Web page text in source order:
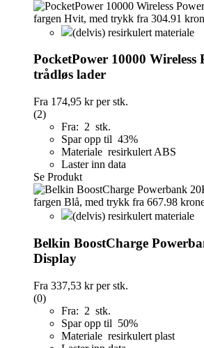
(delvis) resirkulert materiale
PocketPower 10000 Wireless
trådløs lader
Fra 174,95 krper stk.
(2)
Fra: 2 stk.
Spar opp til 43%
Materiale resirkulert ABS
Laster inn data
Se Produkt
(delvis) resirkulert materiale
Belkin BoostCharge
Display
Fra 337,53 krper stk.
(0)
Fra: 2 stk.
Spar opp til 50%
Materiale resirkulert plast